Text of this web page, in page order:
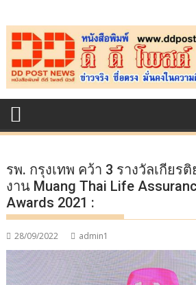
to
content
รพ. กรุงเทพ คว้า 3 รางวัลเกียร
งาน Muang Thai Life
Awards 2021 :
28/09/2022 admin1